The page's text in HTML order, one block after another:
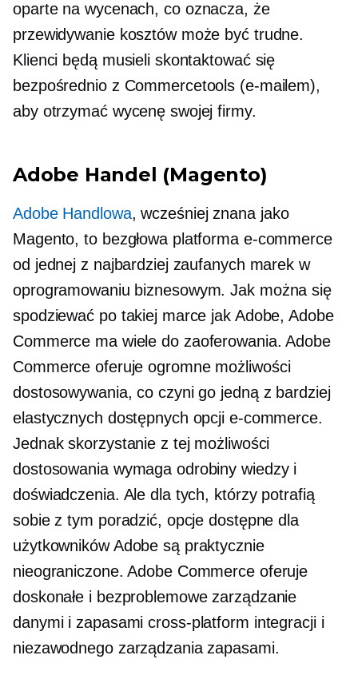
oparte na wycenach, co oznacza, że ​​
przewidywanie kosztów może być trudne.
Klienci będą musieli skontaktować się
bezpośrednio z Commercetools (e-mailem),
aby otrzymać wycenę swojej firmy.
Adobe Handel (Magento)
Adobe Handlowa, wcześniej znana jako
Magento, to bezgłowa platforma e-commerce
od jednej z najbardziej zaufanych marek w
oprogramowaniu biznesowym. Jak można się
spodziewać po takiej marce jak Adobe, Adobe
Commerce ma wiele do zaoferowania. Adobe
Commerce oferuje ogromne możliwości
dostosowywania, co czyni go jedną z bardziej
elastycznych dostępnych opcji e-commerce.
Jednak skorzystanie z tej możliwości
dostosowania wymaga odrobiny wiedzy i
doświadczenia. Ale dla tych, którzy potrafią
sobie z tym poradzić, opcje dostępne dla
użytkowników Adobe są praktycznie
nieograniczone. Adobe Commerce oferuje
doskonałe i bezproblemowe zarządzanie
danymi i zapasamicross-platform integracji i
niezawodnego zarządzania zapasami.